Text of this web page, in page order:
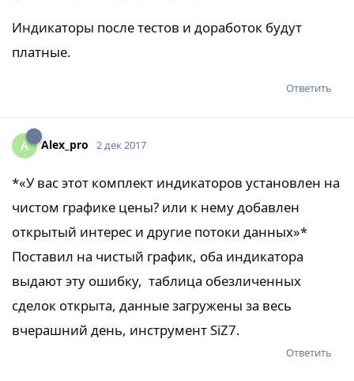
Индикаторы после тестов и доработок будут
платные.
Ответить
A Alex_pro 2 дек 2017
*«У вас этот комплект индикаторов установлен на
чистом графике цены? или к нему добавлен
открытый интерес и другие потоки данных»*
Поставил на чистый график, оба индикатора
выдают эту ошибку, таблица обезличенных
сделок открыта, данные загружены за весь
вчерашний день, инструмент SiZ7.
Ответить